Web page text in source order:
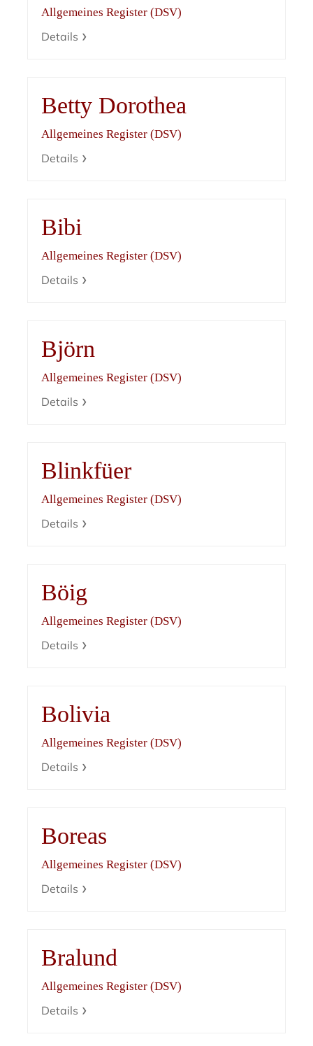
Allgemeines Register (DSV)
Details
Betty Dorothea
Allgemeines Register (DSV)
Details
Bibi
Allgemeines Register (DSV)
Details
Björn
Allgemeines Register (DSV)
Details
Blinkfüer
Allgemeines Register (DSV)
Details
Böig
Allgemeines Register (DSV)
Details
Bolivia
Allgemeines Register (DSV)
Details
Boreas
Allgemeines Register (DSV)
Details
Bralund
Allgemeines Register (DSV)
Details